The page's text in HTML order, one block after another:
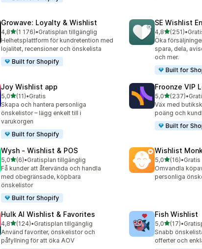
Growave: Loyalty & Wishlist
4,8av 5 stjärnor
(1 176)
1176 recensioner totalt
•Gratisplan tillgänglig
Helhetsplattform för kundretention med
lojalitet, recensioner och önskelista
Built for Shopify
SE Wishlist
4,8av 5 stjärnor
(251)
251 recensioner
•
Öka
spara, dela,
och mer.
Built for
Joy Wishlist app
5,0av 5 stjärnor
(11)
11 recensioner totalt
•Gratis
Skapa och hantera personliga
önskelistor – lägg enkelt till i
varukorgen
Built for Shopify
Froonze VIP
5,0av 5 stjärnor
(237)
237 •
Väx med
poäng och
Built for
Wysh ‑ Wishlist & POS
5,0av 5 stjärnor
(6)
6 recensioner totalt
•Gratisplan tillgänglig
Få kunder att återvända och handla
med obegränsade, köpbara
önskelistor
Built for Shopify
Wishlist
5,0av 5 stjärnor
(16)
16 recensioner
•Gratis
Omvandla
personliga
Hulk AI Wishlist & Favorites
4,8av 5 stjärnor
(124)
124 recensioner totalt
•Gratisplan tillgänglig
Använd favoriter, önskelistor och
påfyllning för att öka AOV
Fish Wishlist
5,0av 5 stjärnor
(17)
17 recensioner
•
Snabb
offerter och